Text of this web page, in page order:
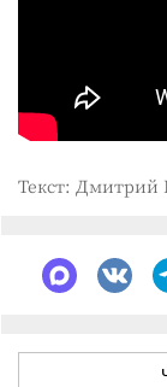
Текст: Дмитрий